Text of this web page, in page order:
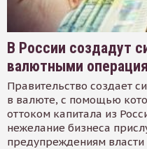
В России создадут
валютными
Правительство создает
в валюте, с помощью
оттоком капитала из
нежелание бизнеса
предупреждениям власти